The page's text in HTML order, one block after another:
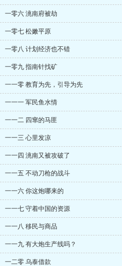
一零六 洮南府被劫
一零七 松嫩平原
一零八 计划经济也不错
一零九 指南针找矿
一一零 教育为先，引导为先
一一一 军民鱼水情
一一二 四窜的马匪
一一三 心里发凉
一一四 洮南又被攻破了
一一五 不动刀枪的战斗
一一六 你这炮哪来的
一一七 守着中国的资源
一一八 移民与商品
一一九 有大炮生产线吗？
一二零 乌泰借款